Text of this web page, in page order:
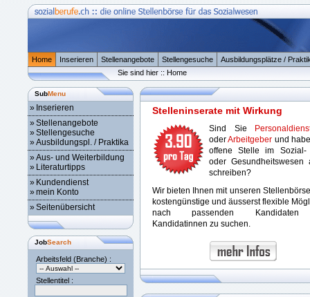
Home Inserieren Stellenangebote Stellengesuche
Ausbildungsplätze /
Sie sind hier :: Home
SubMenu
» Inserieren
»Stellenangebote
»Stellengesuche
»Ausbildungspl. / Praktika
»Aus- und Weiterbildung
» Literaturtipps
» Kundendienst
»mein Konto
»Seitenübersicht
JobSearch
Arbeitsfeld (Branche) :
Stellentitel :
Stelleninserate mit Wirkung
Sind Sie
oderArbeitgeber und
offene Stelle im
oder Gesundheitswesen
schreiben?
Wir bieten Ihnen mit unseren
kostengünstige und äusserst flexible
nach passenden
Kandidatinnen zu suchen.